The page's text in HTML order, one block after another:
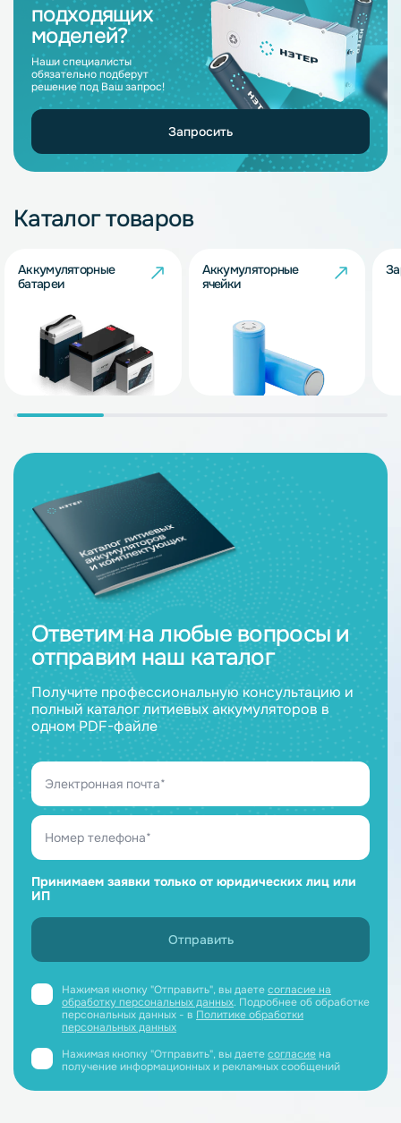
подходящих
моделей?
Наши специалисты
обязательно подберут
решение под Ваш запрос!
Запросить
Каталог товаров
Аккумуляторные
батареи
Аккумуляторные
ячейки
Ответим на любые вопросы и
отправим наш каталог
Получите профессиональную консультацию и
полный каталог литиевых аккумуляторов в
одном PDF-файле
Принимаем заявки только от юридических лиц или
ИП
Нажимая кнопку "Отправить", вы даетесогласие на
обработку персональных данных. Подробнее об обработке
персональных данных - в Политике обработки
персональных данных
Нажимая кнопку "Отправить", вы даетесогласиена
получение информационных и рекламных сообщений